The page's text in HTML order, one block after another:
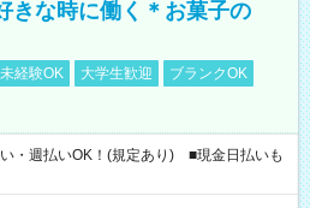
きな時に働く＊お菓子の
経験OK 大学生歓迎
ブランクOK
・週払いOK！(規定あり) ■現金日払いも